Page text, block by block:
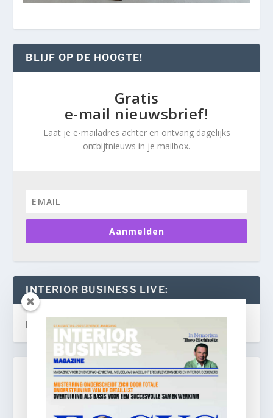
BLIJF OP DE HOOGTE!
Gratis
e-mail nieuwsbrief!
Laat je e-mailadres achter en ontvang dagelijks
ontbijtnieuws in je mailbox.
Aanmelden
INTERIOR BUSINESS LIVE:
[instagram-feed]